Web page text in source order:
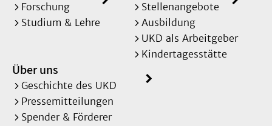
Forschung
Studium & Lehre
Stellenangebote
Ausbildung
UKD als Arbeitgeber
Kindertagesstätte
Über uns
Geschichte des UKD
Pressemitteilungen
Spender & Förderer